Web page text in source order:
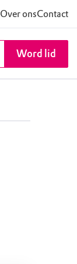
Over onsContact
Word lid